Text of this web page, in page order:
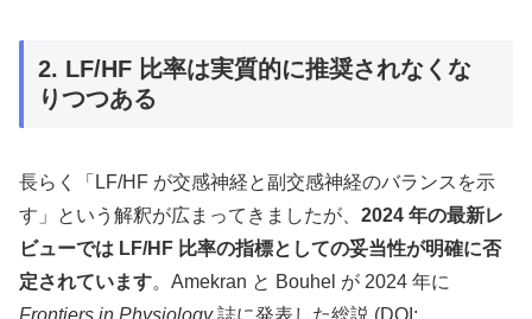
2. LF/HF 比率は実質的に推奨されなくな
りつつある
長らく「LF/HF が交感神経と副交感神経のバランスを示
す」という解釈が広まってきましたが、 2024 年の最新レ
ビューでは LF/HF 比率の指標としての妥当性が明確に否
定されています。Amekran と Bouhel が 2024 年に